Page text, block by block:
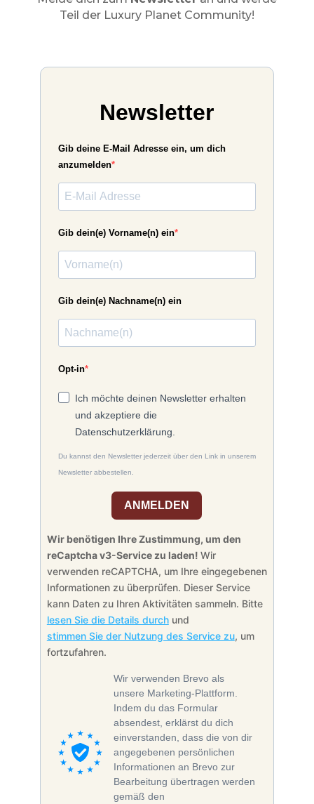
Teil der Luxury Planet Community!
Newsletter
Gib deine E-Mail Adresse ein, um dich
anzumelden
Gib dein(e) Vorname(n) ein
Gib dein(e) Nachname(n) ein
Opt-in
Ich möchte deinen Newsletter erhalten
und akzeptiere die
Datenschutzerklärung.
Du kannst den Newsletter jederzeit über den Link in unserem
Newsletter abbestellen.
ANMELDEN
Wir benötigen Ihre Zustimmung, um den
reCaptcha v3-Service zu laden! Wir
verwenden reCAPTCHA, um Ihre eingegebenen
Informationen zu überprüfen. Dieser Service
kann Daten zu Ihren Aktivitäten sammeln. Bitte
lesen Sie die Details durchund
stimmen Sie der Nutzung des Service zu, um
fortzufahren.
Wir verwenden Brevo als
unsere Marketing-Plattform.
Indem du das Formular
absendest, erklärst du dich
einverstanden, dass die von dir
angegebenen persönlichen
Informationen an Brevo zur
Bearbeitung übertragen werden
gemäß den